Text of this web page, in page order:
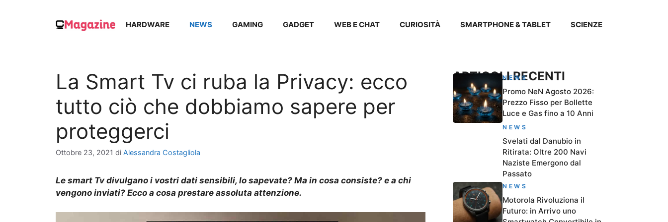
HARDWARE NEWS GAMING GADGET WEB E CHAT CURIOSITÀ SMARTPHONE & TABLET SCIENZE
La Smart Tv ci ruba la Privacy: ecco
tutto ciò che dobbiamo sapere per
proteggerci
Ottobre 23, 2021 di Alessandra Costagliola
Le smart Tv divulgano i vostri dati sensibili, lo sapevate? Ma in cosa consiste? e a chi
vengono inviati? Ecco a cosa prestare assoluta attenzione.
ARTICOLI RECENTI
NEWS
Promo NeN Agosto 2026:
Prezzo Fisso per Bollette
Luce e Gas fino a 10 Anni
NEWS
Svelati dal Danubio in
Ritirata: Oltre 200 Navi
Naziste Emergono dal
Passato
NEWS
Motorola Rivoluziona il
Futuro: in Arrivo uno